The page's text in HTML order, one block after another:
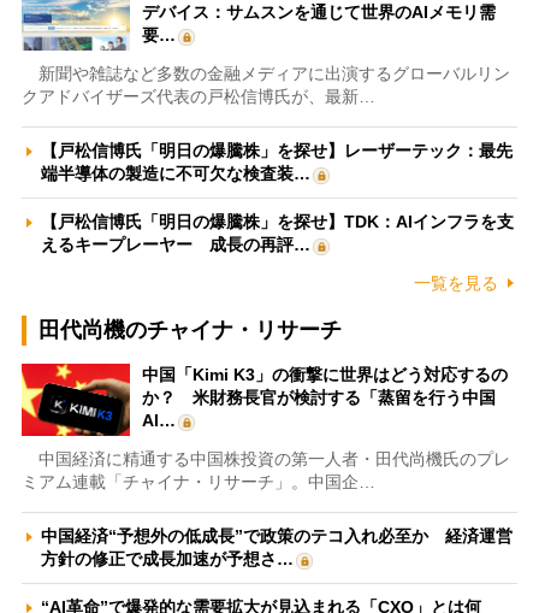
デバイス：サムスンを通じて世界のAIメモリ需
要…
新聞や雑誌など多数の金融メディアに出演するグローバルリン
クアドバイザーズ代表の戸松信博氏が、最新…
【戸松信博氏「明日の爆騰株」を探せ】レーザーテック：最先
端半導体の製造に不可欠な検査装…
【戸松信博氏「明日の爆騰株」を探せ】TDK：AIインフラを支
えるキープレーヤー 成長の再評…
一覧を見る
田代尚機のチャイナ・リサーチ
中国「Kimi K3」の衝撃に世界はどう対応するの
か？ 米財務長官が検討する「蒸留を行う中国
AI…
中国経済に精通する中国株投資の第一人者・田代尚機氏のプレ
ミアム連載「チャイナ・リサーチ」。中国企…
中国経済“予想外の低成長”で政策のテコ入れ必至か 経済運営
方針の修正で成長加速が予想さ…
“AI革命”で爆発的な需要拡大が見込まれる「CXO」とは何